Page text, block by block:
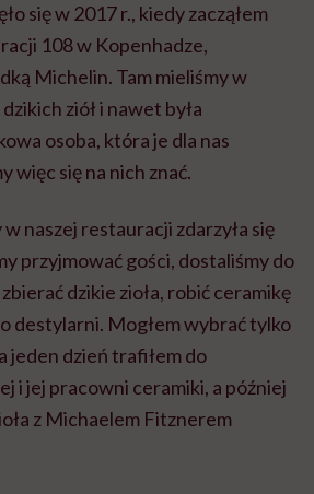
się w 2017 r., kiedy zacząłem
108 w Kopenhadze,
Michelin. Tam mieliśmy w
ziół i nawet była
osoba, która je dla nas
więc się na nich znać.
naszej restauracji zdarzyła się
przyjmować gości, dostaliśmy do
dzikie zioła, robić ceramikę
destylarni. Mogłem wybrać tylko
jeden dzień trafiłem do
i jej pracowni ceramiki, a później
z Michaelem Fitznerem